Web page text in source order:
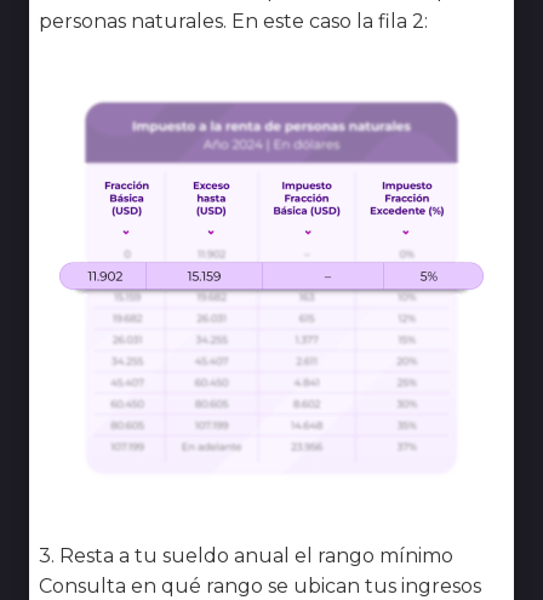
personas naturales. En este caso la fila 2:
3. Resta a tu sueldo anual el rango mínimo
Consulta en qué rango se ubican tus ingresos